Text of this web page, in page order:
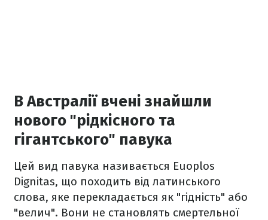
В Австралії вчені знайшли
нового "рідкісного та
гігантського" павука
Цей вид павука називається Euoplos
Dignitas, що походить від латинського
слова, яке перекладається як "гідність" або
"велич". Вони не становлять смертельної